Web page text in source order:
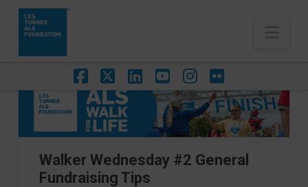
Facebook
X LinkedIn
YouTube
Instagram
Flickr
Walker Wednesday #2 General
Fundraising Tips